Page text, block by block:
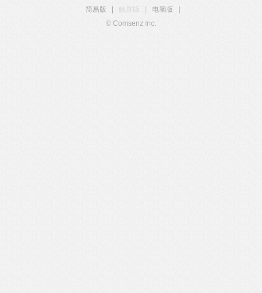
简易版
触屏版 电脑版
© Comsenz Inc.